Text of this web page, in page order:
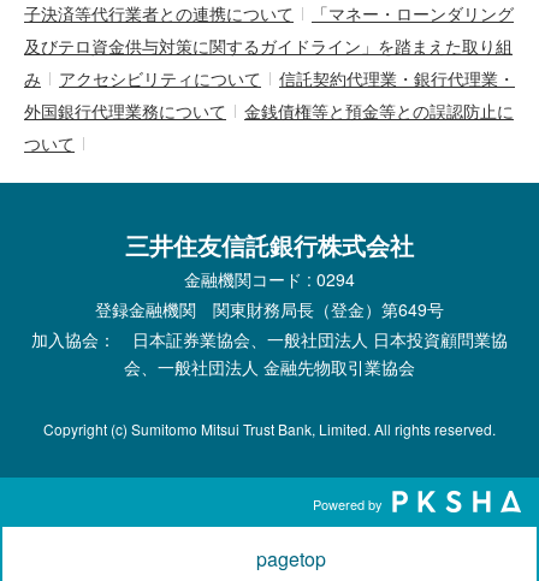
子決済等代行業者との連携について
「マネー・ローンダリング
及びテロ資金供与対策に関するガイドライン」を踏まえた取り組
み
アクセシビリティについて
信託契約代理業・銀行代理業・
外国銀行代理業務について
金銭債権等と預金等との誤認防止に
ついて
三井住友信託銀行株式会社
金融機関コード : 0294
登録金融機関 関東財務局長（登金）第649号
加入協会： 日本証券業協会、一般社団法人 日本投資顧問業協
会、一般社団法人 金融先物取引業協会
Copyright (c) Sumitomo Mitsui Trust Bank, Limited. All rights reserved.
Powered by
pagetop